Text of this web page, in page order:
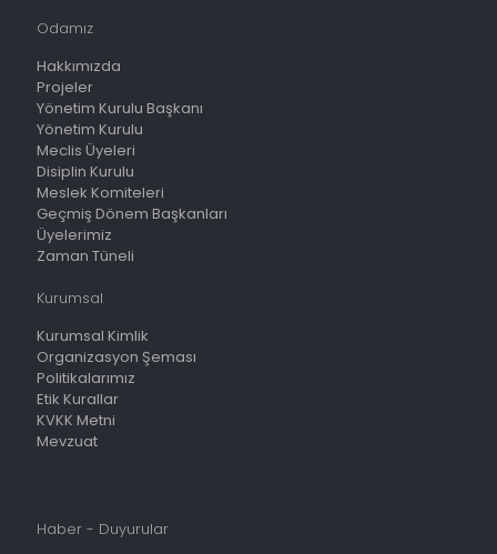
Odamız
Hakkımızda
Projeler
Yönetim Kurulu Başkanı
Yönetim Kurulu
Meclis Üyeleri
Disiplin Kurulu
Meslek Komiteleri
Geçmiş Dönem Başkanları
Üyelerimiz
Zaman Tüneli
Kurumsal
Kurumsal Kimlik
Organizasyon Şeması
Politikalarımız
Etik Kurallar
KVKK Metni
Mevzuat
Haber - Duyurular